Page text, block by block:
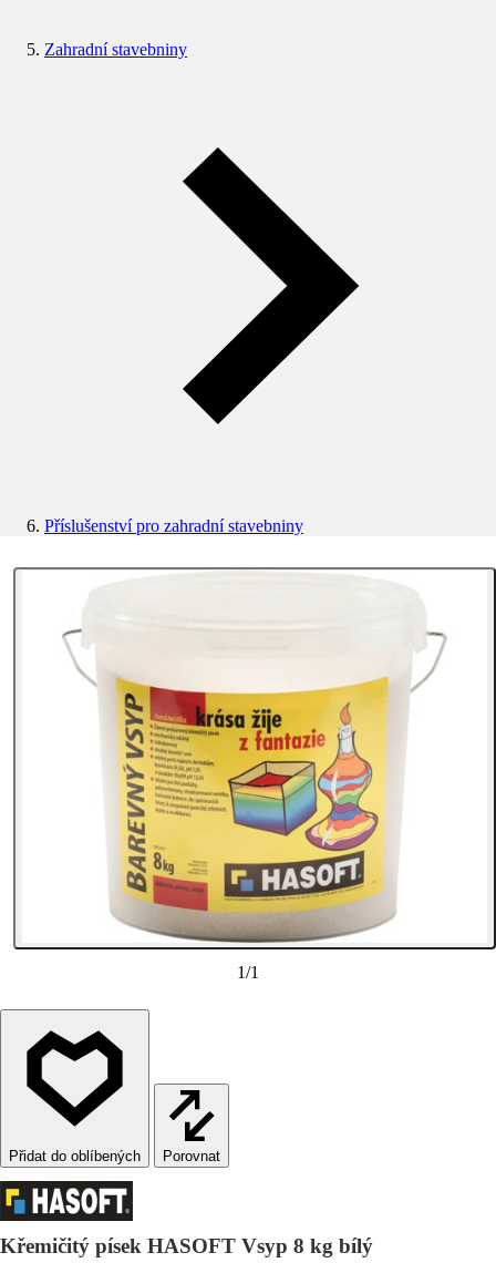
Zahradní stavebniny
Příslušenství pro zahradní stavebniny
1/1
Porovnat
Křemičitý písek HASOFT Vsyp 8 kg bílý